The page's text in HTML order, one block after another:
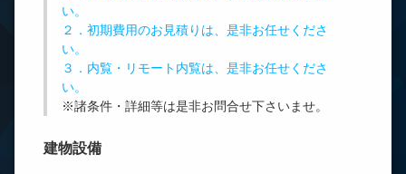
い。
２．初期費用のお見積りは、是非お任せくださ
い。
３．内覧・リモート内覧は、是非お任せくださ
い。
※諸条件・詳細等は是非お問合せ下さいませ。
建物設備